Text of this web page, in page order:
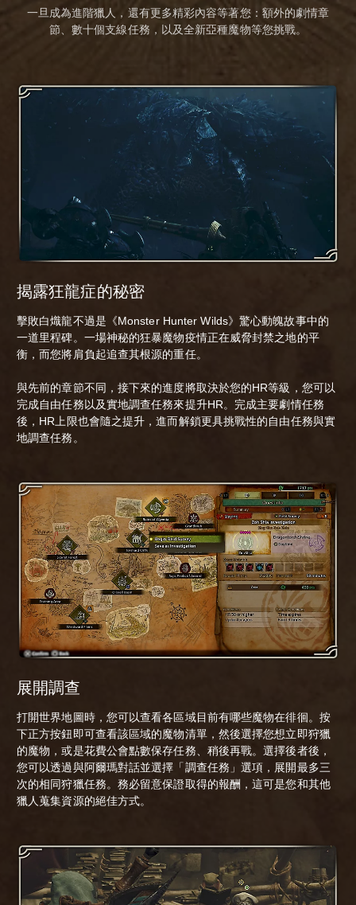
一旦成為進階獵人，還有更多精彩內容等著您：額外的劇情章
節、數十個支線任務，以及全新亞種魔物等您挑戰。
揭露狂龍症的秘密
擊敗白熾龍不過是《Monster Hunter Wilds》驚心動魄故事中的
一道里程碑。一場神秘的狂暴魔物疫情正在威脅封禁之地的平
衡，而您將肩負起追查其根源的重任。
與先前的章節不同，接下來的進度將取決於您的HR等級，您可以
完成自由任務以及實地調查任務來提升HR。完成主要劇情任務
後，HR上限也會隨之提升，進而解鎖更具挑戰性的自由任務與實
地調查任務。
展開調查
打開世界地圖時，您可以查看各區域目前有哪些魔物在徘徊。按
下正方按鈕即可查看該區域的魔物清單，然後選擇您想立即狩獵
的魔物，或是花費公會點數保存任務、稍後再戰。選擇後者後，
您可以透過與阿爾瑪對話並選擇「調查任務」選項，展開最多三
次的相同狩獵任務。務必留意保證取得的報酬，這可是您和其他
獵人蒐集資源的絕佳方式。